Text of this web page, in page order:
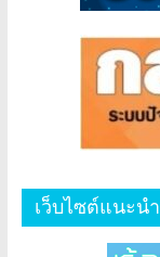
เว็บไซต์แนะนำ